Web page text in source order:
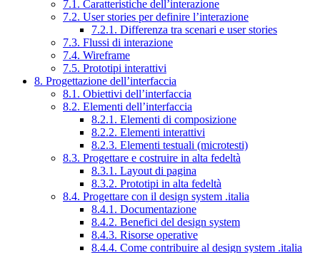
7.1. Caratteristiche dell’interazione
7.2. User stories per definire l’interazione
7.2.1. Differenza tra scenari e user stories
7.3. Flussi di interazione
7.4. Wireframe
7.5. Prototipi interattivi
8. Progettazione dell’interfaccia
8.1. Obiettivi dell’interfaccia
8.2. Elementi dell’interfaccia
8.2.1. Elementi di composizione
8.2.2. Elementi interattivi
8.2.3. Elementi testuali (microtesti)
8.3. Progettare e costruire in alta fedeltà
8.3.1. Layout di pagina
8.3.2. Prototipi in alta fedeltà
8.4. Progettare con il design system .italia
8.4.1. Documentazione
8.4.2. Benefici del design system
8.4.3. Risorse operative
8.4.4. Come contribuire al design system .italia